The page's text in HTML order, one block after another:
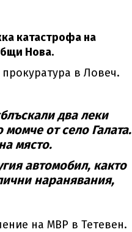
катастрофа на
Нова.
в Ловеч.
два леки
от село Галата.
място.
автомобил, както
наранявания,
на МВР в Тетевен.